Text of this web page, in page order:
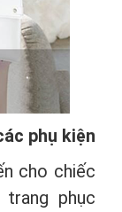
phụ kiện
cho chiếc
phục